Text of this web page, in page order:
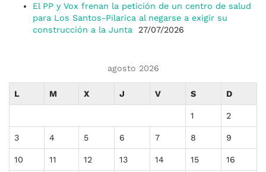
El PP y Vox frenan la petición de un centro de salud
para Los Santos-Pilarica al negarse a exigir su
construcción a la Junta
27/07/2026
agosto 2026
L M X J V S D
1 2
3 4 5 6 7 8 9
10 11 12 13 14 15 16